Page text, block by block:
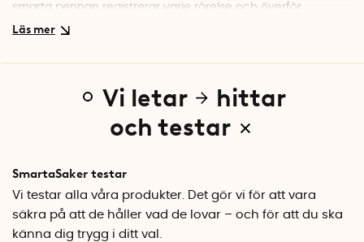
smarta pennan registrerar varje rörelse och överför
innehållet till appen via Bluetooth. Anteckningarna blir
Så fungerar SmartNote
kamera som läser av mikropunkter i det specialdesignade
unikt mönster som inte syns för ögat men gör att pennan
exakt kan registrera var och hur du skriver. När du för
pennan över sidan spelas rörelserna in digitalt och överförs i
realtid till Newyes-appen via Bluetooth. Resultatet blir en
SmartaSaker testar
Vi testar alla våra produkter. Det gör vi för att vara
säkra på att de håller vad de lovar – och för att du ska
känna dig trygg i ditt val.
Vi letar
hittar
och testar